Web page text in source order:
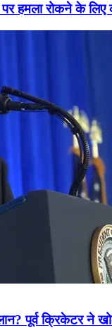
पर हमला रोकने के लिए
पूर्व क्रिकेटर ने